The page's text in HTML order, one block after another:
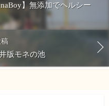
】無添加でヘルシー
版モネの池